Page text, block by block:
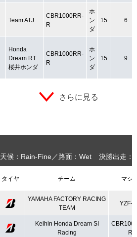
Team ATJ
CBR1000RR-
R
ホ
ン
ダ
15 6
Honda
Dream RT
桜井ホンダ
CBR1000RR-
R
ホ
ン
ダ
15 9
さらに見る
天候：Rain-Fine 路面：Wet 決勝出走：
タイヤ チーム マシ
YAMAHA FACTORY RACING
TEAM
YZF-
Keihin Honda Dream SI
Racing
R